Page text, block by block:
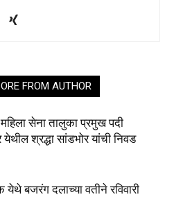
FROM AUTHOR
सेना तालुका प्रमुख पदी
श्रद्धा सांडभोर यांची निवड
बजरंग दलाच्या वतीने रविवारी